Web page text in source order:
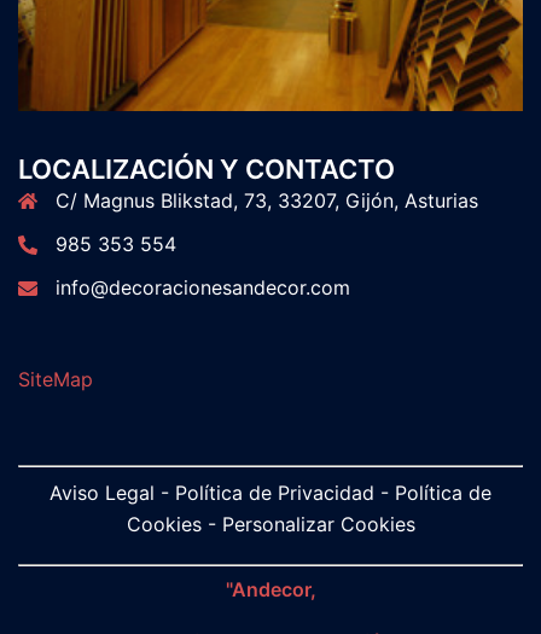
LOCALIZACIÓN Y CONTACTO
C/ Magnus Blikstad, 73, 33207, Gijón, Asturias
985 353 554
info@decoracionesandecor.com
SiteMap
Aviso Legal - Política de Privacidad - Política de
Cookies- Personalizar Cookies
"Andecor,